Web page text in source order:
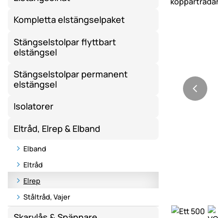
Kompletta elstängselpaket
Stängselstolpar flyttbart
elstängsel
Stängselstolpar permanent
elstängsel
Isolatorer
Eltråd, Elrep & Elband
Elband
Eltråd
Elrep
Ståltråd, Vajer